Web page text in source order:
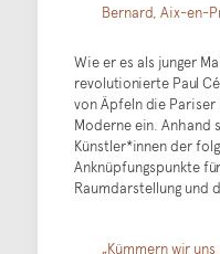
Bernard, Aix-en-
Wie er es als junger
revolutionierte Paul
von Äpfeln die
Moderne ein. Anhand
Künstler*innen der
Anknüpfungspunkte
Raumdarstellung und
„Kümmern wir